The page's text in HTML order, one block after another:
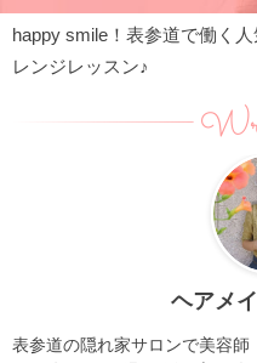
happy smile！表参道で働く
レンジレッスン♪
ヘアメ
表参道の隠れ家サロンで美容師